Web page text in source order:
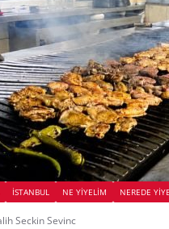
İSTANBUL NE YİYELİM NEREDE
Seckin Sevinc